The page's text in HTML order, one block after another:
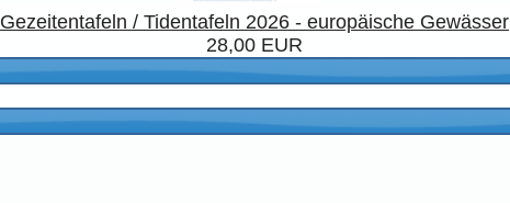
Gezeitentafeln / Tidentafeln 2026 - europäische Gewässer
28,00 EUR